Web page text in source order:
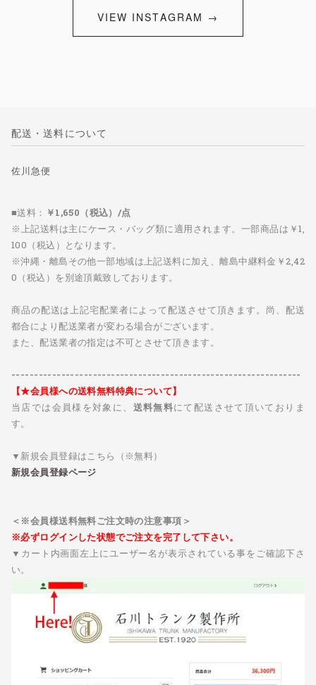
VIEW INSTAGRAM →
配送・送料について
佐川急便
■送料： ￥1,650（税込）/点
※上記送料は主にケース・バッグ類に適用されます。一部商品は￥1,
100（税込）となります。
※沖縄・離島その他一部地域は上記送料に加え、離島中継料金￥2,42
0（税込）を別途頂戴致しております。
商品の配送は上記宅配業者によって配送させて頂きます。尚、配送
都合により配送業者が変わる場合がございます。
また、配送業者の指定は不可とさせて頂きます。
----------------------------------------------------------------
【★会員様への送料無料特典について】
当店では会員様を対象に、 送料無料にて配送させて頂いておりま
す。
▼新規会員登録はこちら（※無料）
新規会員登録ページ
＜※会員様送料無料ご注文時の注意事項＞
※必ずログインした状態でご注文を完了して下さい。
▼カート内画面左上にユーザー名が表示されている事をご確認下さ
い。